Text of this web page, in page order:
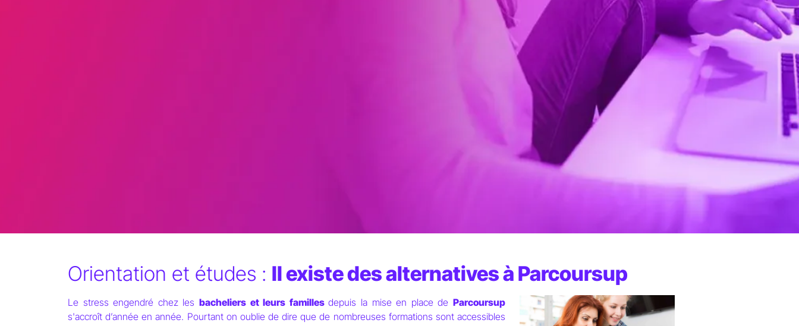
Orientation et études : Il existe des alternatives à Parcoursup
Le stress engendré chez les bacheliers et leurs famillesdepuis la mise en place deParcoursup
s'accroît d’année en année. Pourtant on oublie de dire que de nombreuses formations sont accessibles